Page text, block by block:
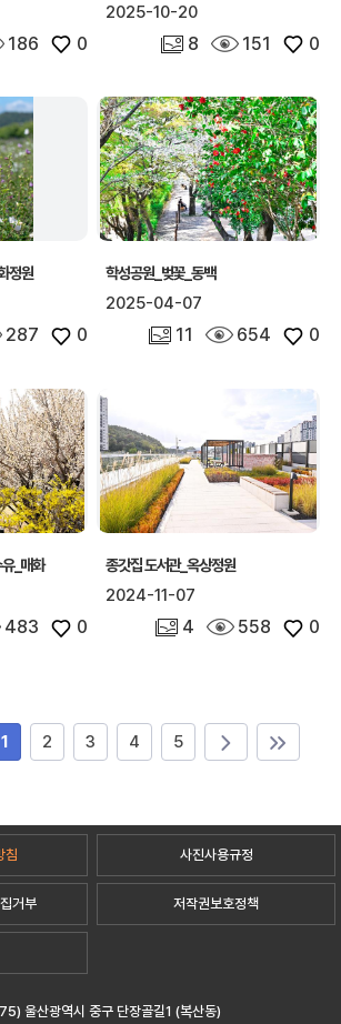
186좋아요 0
2025-10-20
사진 개수 8 조회수 151좋아요 0
정원
287좋아요 0
학성공원_벚꽃_동백
2025-04-07
사진 개수 11 조회수 654좋아요 0
_매화
483좋아요 0
종갓집 도서관_옥상정원
2024-11-07
사진 개수 4 조회수 558좋아요 0
1 2 3 4 5
침 사진사용규정
거부 저작권보호정책
울산광역시 중구 단장골길1 (복산동)